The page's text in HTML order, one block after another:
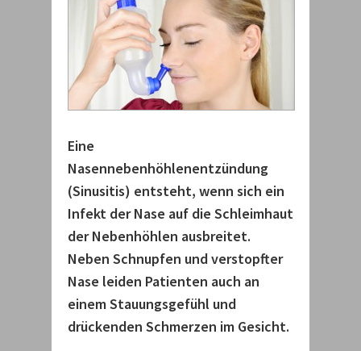
Eine
Nasennebenhöhlenentzündung
(Sinusitis) entsteht, wenn sich ein
Infekt der Nase auf die Schleimhaut
der Nebenhöhlen ausbreitet.
Neben Schnupfen und verstopfter
Nase leiden Patienten auch an
einem Stauungsgefühl und
drückenden Schmerzen im Gesicht.